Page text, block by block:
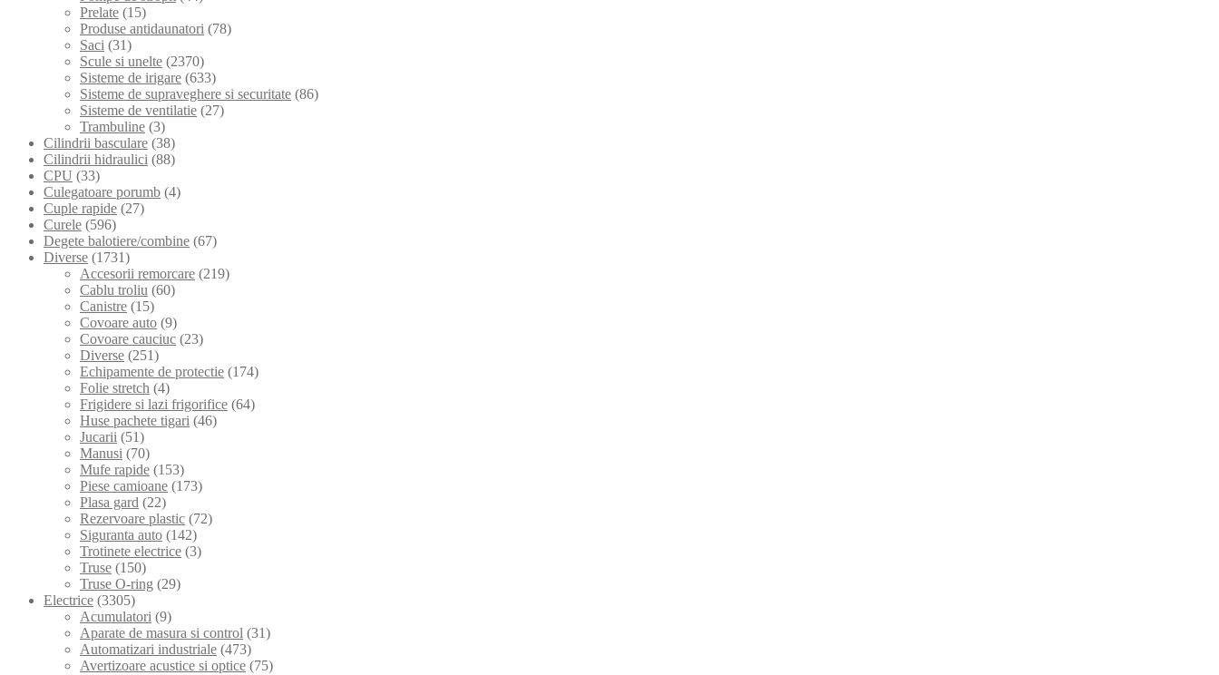
Prelate (15)
Produse antidaunatori (78)
Saci (31)
Scule si unelte (2370)
Sisteme de irigare (633)
Sisteme de supraveghere si securitate (86)
Sisteme de ventilatie (27)
Trambuline (3)
Cilindrii basculare (38)
Cilindrii hidraulici (88)
CPU (33)
Culegatoare porumb (4)
Cuple rapide (27)
Curele (596)
Degete balotiere/combine (67)
Diverse (1731)
Accesorii remorcare (219)
Cablu troliu (60)
Canistre (15)
Covoare auto (9)
Covoare cauciuc (23)
Diverse (251)
Echipamente de protectie (174)
Folie stretch (4)
Frigidere si lazi frigorifice (64)
Huse pachete tigari (46)
Jucarii (51)
Manusi (70)
Mufe rapide (153)
Piese camioane (173)
Plasa gard (22)
Rezervoare plastic (72)
Siguranta auto (142)
Trotinete electrice (3)
Truse (150)
Truse O-ring (29)
Electrice (3305)
Acumulatori (9)
Aparate de masura si control (31)
Automatizari industriale (473)
Avertizoare acustice si optice (75)